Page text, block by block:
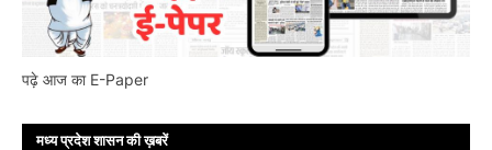
पढ़े आज का E-Paper
मध्य प्रदेश शासन की ख़बरें